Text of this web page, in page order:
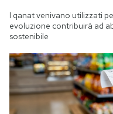
I qanat venivano utilizzati
evoluzione contribuirà ad
sostenibile